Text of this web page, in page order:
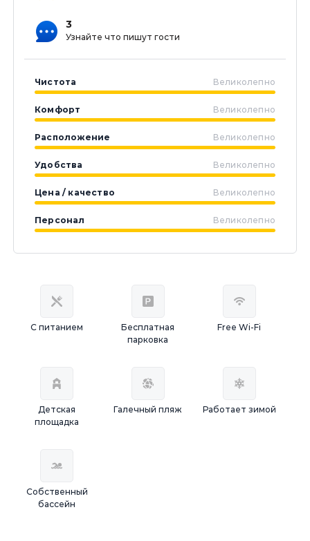
3
Узнайте что пишут гости
Чистота Великолепно
Комфорт Великолепно
Расположение Великолепно
Удобства Великолепно
Цена / качество Великолепно
Персонал Великолепно
С питанием
Бесплатная
парковка
Free Wi-Fi
Детская
площадка
Галечный пляж Работает зимой
Собственный
бассейн